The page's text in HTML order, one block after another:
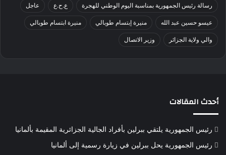
رسالة رئيس الجمهورية بمناسبة اليوم الوطني للهجرة ع.ح.ع عاجل
عيسو حسين عبد الله منيرة إبتسام طوبالي منيرة ابتسام طوبالي
والي ولاية الجزائر وزير الاتصال
أحدث المقالات
رئيس الجمهورية يلتقي ببرلين بأفراد الجالية الجزائرية المقيمة بألمانيا
رئيس الجمهورية يحل ببرلين في زيارة رسمية إلى ألمانيا